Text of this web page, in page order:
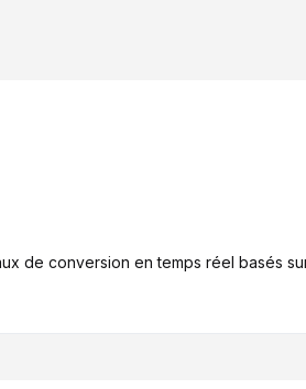
de conversion en temps réel basés